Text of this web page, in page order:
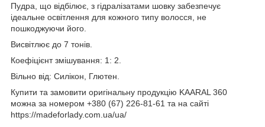
Пудра, що відбілює, з гідралізатами шовку забезпечує
ідеальне освітлення для кожного типу волосся, не
пошкоджуючи його.
Висвітлює до 7 тонів.
Коефіцієнт змішування: 1: 2.
Вільно від: Силікон, Глютен.
Купити та замовити оригінальну продукцію KAARAL 360
можна за номером +380 (67) 226-81-61 та на сайті
https://madeforlady.com.ua/ua/